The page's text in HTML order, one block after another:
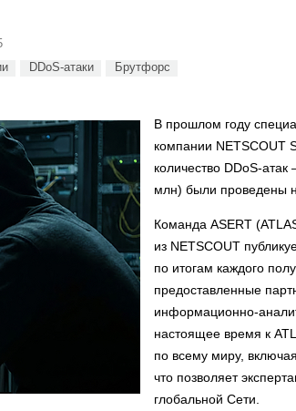
DDoS-атаки Брутфорс
В прошлом году
компании NETSCOUT
количество DDoS-
млн) были проведены
Команда ASERT
из NETSCOUT
по итогам каждого
предоставленные
информационно-
настоящее время к
по всему миру,
что позволяет
глобальной Сети.